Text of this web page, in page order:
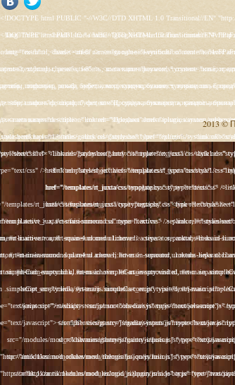
<!DOCTYPE html PUBLIC "-//W3C//DTD XHTML 1.0 Transitional//EN" "http://www.w3.org/TR/xhtml1/DTD/xhtml1-transitional.dtd"> <html xmlns="http://www.w3.org/1999/xhtml" xml:lang="ru-ru" lang="ru-ru" > <head> <meta name="google-site-verification" content="4vFPaFr8_T0N5uYcY4vh3M1DtIkbIJH6yDV7_NDqfJc" /> <base href="http://antik.1kzn.ru/" /> <meta http-equiv="content-type" content="text/html; charset=utf-8" /> <meta name="keywords" content="каталог антиквариат, часы продажа, старинные часы, напольные часы, настенные часы, каминные часы, мебель, старинные люстры, картины, торшеры, резьба, мебель, коллекционирование, чугунное литьё, предметы старины, реставрация, интерьер, модерн, классицизм, кресло, диван, мозаика, гарнитур, дуб, зеркало, светильник, канделябр, шифоньер, шкаф, буфет, комод, сундук, букинист, жирандоль, бронза" /> <meta name="rights" content="Продажа антиквариата http://antik.1kzn.ru" /> <meta name="author" content="Super User" /> <meta name="description" content="Продажа антиквариата, каталог антиквариата." /> <meta name="generator" content="Joomla! - Open Source Content Management" /> <title>Каталог антиквариата - Продажа антиквариата </title> <link rel="stylesheet" href="/plugins/system/rokbox/assets/styles/rokbox.css" type="text/css" /> <link rel="stylesheet" href="/libraries/gantry/css/grid-12.css" type="text/css" /> <link rel="stylesheet" href="/libraries/gantry/css/gantry.css" type="text/css" /> <link rel="stylesheet" href="/libraries/gantry/css/joomla.css" type="text/css" /> <link rel="stylesheet" href="/templates/rt_juxta/css/joomla.css" type="text/css" /> <link rel="stylesheet" href="/templates/rt_juxta/css/style1.css" type="text/css" /> <link rel="stylesheet" href="/templates/rt_juxta/css/demo-styles.css" type="text/css" /> <link rel="stylesheet" href="/templates/rt_juxta/css/template.css" type="text/css" /> <link rel="stylesheet" href="/templates/rt_juxta/css/template-firefox.css" type="text/css" /> <link rel="stylesheet" href="/templates/rt_juxta/css/typography.css" type="text/css" /> <link rel="stylesheet" href="/templates/rt_juxta/css/backgrounds.css" type="text/css" /> <link rel="stylesheet" href="/templates/rt_juxta/css/fusionmenu.css" type="text/css" /> <link rel="stylesheet" href="/modules/mod_roknewspager/themes/light/roknewspager.css" type="text/css" /> <style type="text/css"> #rt-main-surround ul.menu li.active > a, #rt-main-surround ul.menu li.active > .separator, #rt-main-surround ul.menu li.active > .item, #rt-main-surround .square4 ul.menu li:hover > a, #rt-main-surround .square4 ul.menu li:hover > .item, #rt-main-surround .square4 ul.menu li:hover > .separator, .roktabs-links ul li.active span, .menutop li:hover > .item, .menutop li.f-menuparent-itemfocus .item, .menutop li.active > .item {color:#660000;} a, .button, #rt-main-surround ul.menu a:hover, #rt-main-surround ul.menu .separator:hover, #rt-main-surround ul.menu .item:hover, .title1 .module-title .title, #rt-main .item_add:link, #rt-main .item_add:visited, #rt-main .simpleCart_empty:link, #rt-main
<!DOCTYPE html PUBLIC "-//W3C//DTD XHTML 1.0 Transitional//EN" "http://www.w3.org/TR/xhtml1/DTD/xhtml1-transitional.dtd"> <html xmlns="http://www.w3.org/1999/xhtml" xml:lang="ru-ru" lang="ru-ru" > <head> <meta name="google-site-verification" content="4vFPaFr8_T0N5uYcY4vh3M1DtIkbIJH6yDV7_NDqfJc" /> <base href="http://antik.1kzn.ru/" /> <meta http-equiv="content-type" content="text/html; charset=utf-8" /> <meta name="keywords" content="каталог антиквариат, часы продажа, старинные часы, напольные часы, настенные часы, каминные часы, мебель, старинные люстры, картины, торшеры, резьба, мебель, коллекционирование, чугунное литьё, предметы старины, реставрация, интерьер, модерн, классицизм, кресло, диван, мозаика, гарнитур, дуб, зеркало, светильник, канделябр, шифоньер, шкаф, буфет, комод, сундук, букинист, жирандоль, бронза" /> <meta name="rights" content="Продажа антиквариата http://antik.1kzn.ru" /> <meta name="author" content="Super User" /> <meta name="description" content="Продажа антиквариата, каталог антиквариата." /> <meta name="generator" content="Joomla! - Open Source Content Management" /> <title>Каталог антиквариата - Продажа антиквариата </title> <link rel="stylesheet" href="/plugins/system/rokbox/assets/styles/rokbox.css" type="text/css" /> <link rel="stylesheet" href="/libraries/gantry/css/grid-12.css" type="text/css" /> <link rel="stylesheet" href="/libraries/gantry/css/gantry.css" type="text/css" /> <link rel="stylesheet" href="/libraries/gantry/css/joomla.css" type="text/css" /> <link rel="stylesheet" href="/templates/rt_juxta/css/joomla.css" type="text/css" /> <link rel="stylesheet" href="/templates/rt_juxta/css/style1.css" type="text/css" /> <link rel="stylesheet" href="/templates/rt_juxta/css/demo-styles.css" type="text/css" /> <link rel="stylesheet" href="/templates/rt_juxta/css/template.css" type="text/css" /> <link rel="stylesheet" href="/templates/rt_juxta/css/template-firefox.css" type="text/css" /> <link rel="stylesheet" href="/templates/rt_juxta/css/typography.css" type="text/css" /> <link rel="stylesheet" href="/templates/rt_juxta/css/backgrounds.css" type="text/css" /> <link rel="stylesheet" href="/templates/rt_juxta/css/fusionmenu.css" type="text/css" /> <link rel="stylesheet" href="/modules/mod_roknewspager/themes/light/roknewspager.css" type="text/css" /> <style type="text/css"> #rt-main-surround ul.menu li.active > a, #rt-main-surround ul.menu li.active > .separator, #rt-main-surround ul.menu li.active > .item, #rt-main-surround .square4 ul.menu li:hover > a, #rt-main-surround .square4 ul.menu li:hover > .item, #rt-main-surround .square4 ul.menu li:hover > .separator, .roktabs-links ul li.active span, .menutop li:hover > .item, .menutop li.f-menuparent-itemfocus .item, .menutop li.active > .item {color:#660000;} a, .button, #rt-main-surround ul.menu a:hover, #rt-main-surround ul.menu .separator:hover, #rt-main-surround ul.menu .item:hover, .title1 .module-title .title, #rt-main .item_add:link, #rt-main .item_add:visited, #rt-main .simpleCart_empty:link, #rt-main
2013 ©